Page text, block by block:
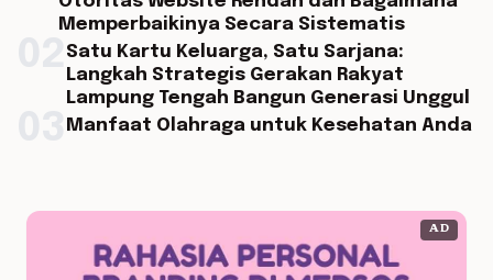
Memperbaikinya Secara Sistematis
Satu Kartu Keluarga, Satu Sarjana:
Langkah Strategis Gerakan Rakyat
Lampung Tengah Bangun Generasi Unggul
Manfaat Olahraga untuk Kesehatan Anda
AD